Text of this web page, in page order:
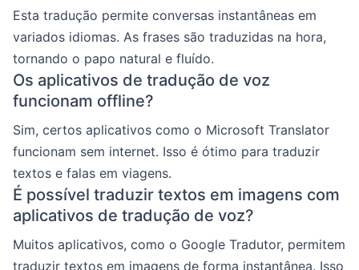
Esta tradução permite conversas instantâneas em
variados idiomas. As frases são traduzidas na hora,
tornando o papo natural e fluído.
Os aplicativos de tradução de voz
funcionam offline?
Sim, certos aplicativos como o Microsoft Translator
funcionam sem internet. Isso é ótimo para traduzir
textos e falas em viagens.
É possível traduzir textos em imagens com
aplicativos de tradução de voz?
Muitos aplicativos, como o Google Tradutor, permitem
traduzir textos em imagens de forma instantânea. Isso